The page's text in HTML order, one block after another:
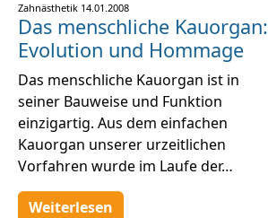
Zahnästhetik 14.01.2008
Das menschliche Kauorgan:
Evolution und Hommage
Das menschliche Kauorgan ist in
seiner Bauweise und Funktion
einzigartig. Aus dem einfachen
Kauorgan unserer urzeitlichen
Vorfahren wurde im Laufe der…
Weiterlesen